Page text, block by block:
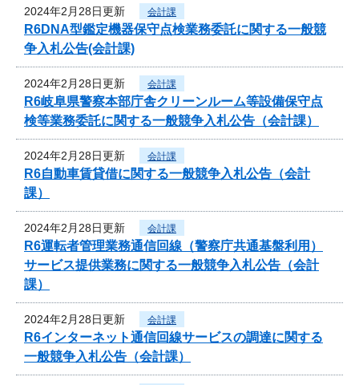
2024年2月28日更新 会計課
R6DNA型鑑定機器保守点検業務委託に関する一般競
争入札公告(会計課)
2024年2月28日更新 会計課
R6岐阜県警察本部庁舎クリーンルーム等設備保守点
検等業務委託に関する一般競争入札公告（会計課）
2024年2月28日更新 会計課
R6自動車賃貸借に関する一般競争入札公告（会計
課）
2024年2月28日更新 会計課
R6運転者管理業務通信回線（警察庁共通基盤利用）
サービス提供業務に関する一般競争入札公告（会計
課）
2024年2月28日更新 会計課
R6インターネット通信回線サービスの調達に関する
一般競争入札公告（会計課）